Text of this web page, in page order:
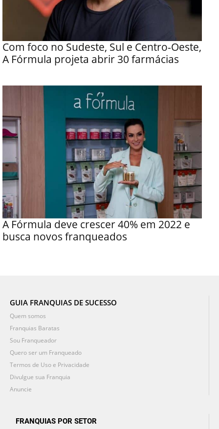
Com foco no Sudeste, Sul e Centro-Oeste,
A Fórmula projeta abrir 30 farmácias
A Fórmula deve crescer 40% em 2022 e
busca novos franqueados
GUIA FRANQUIAS DE SUCESSO
Quem somos
Franquias Baratas
Sou Franqueador
Quero ser um Franqueado
Termos de Uso e Privacidade
Divulgue sua Franquia
Anuncie
FRANQUIAS POR SETOR